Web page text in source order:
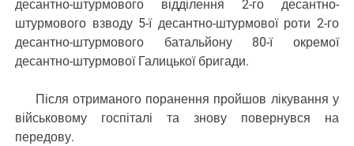
десантно-штурмового відділення 2-го десантно-
штурмового взводу 5-ї десантно-штурмової роти 2-го
десантно-штурмового батальйону 80-ї окремої
десантно-штурмової Галицької бригади.
Після отриманого поранення пройшов лікування у
військовому госпіталі та знову повернувся на
передову.